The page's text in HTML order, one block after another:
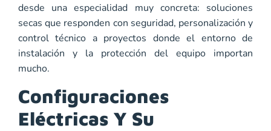
desde una especialidad muy concreta: soluciones
secas que responden con seguridad, personalización y
control técnico a proyectos donde el entorno de
instalación y la protección del equipo importan
mucho.
Configuraciones
Eléctricas Y Su